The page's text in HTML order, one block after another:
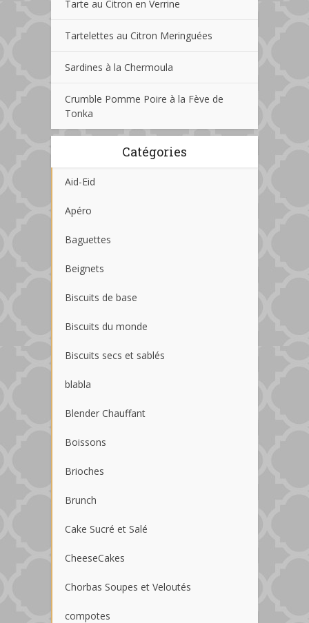
Tarte au Citron en Verrine
Tartelettes au Citron Meringuées
Sardines à la Chermoula
Crumble Pomme Poire à la Fève de
Tonka
Catégories
Aid-Eid
Apéro
Baguettes
Beignets
Biscuits de base
Biscuits du monde
Biscuits secs et sablés
blabla
Blender Chauffant
Boissons
Brioches
Brunch
Cake Sucré et Salé
CheeseCakes
Chorbas Soupes et Veloutés
compotes